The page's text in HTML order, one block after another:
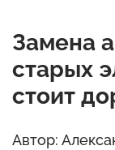
Замена
старых
стоит
Автор: